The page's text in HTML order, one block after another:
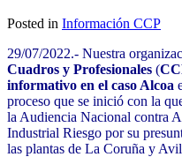
Posted in Información CCP
29/07/2022.- Nuestra
Cuadros y Profesionales (
informativo en el caso Alcoa
proceso que se inició con la
la Audiencia Nacional contra
Industrial Riesgo por su
las plantas de La Coruña y